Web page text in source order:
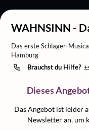
WAHNSINN -
Das erste Schlager-
Hamburg
Brauchst du Hilfe?
Dieses
Das Angebot ist leider
Newsletter an, um